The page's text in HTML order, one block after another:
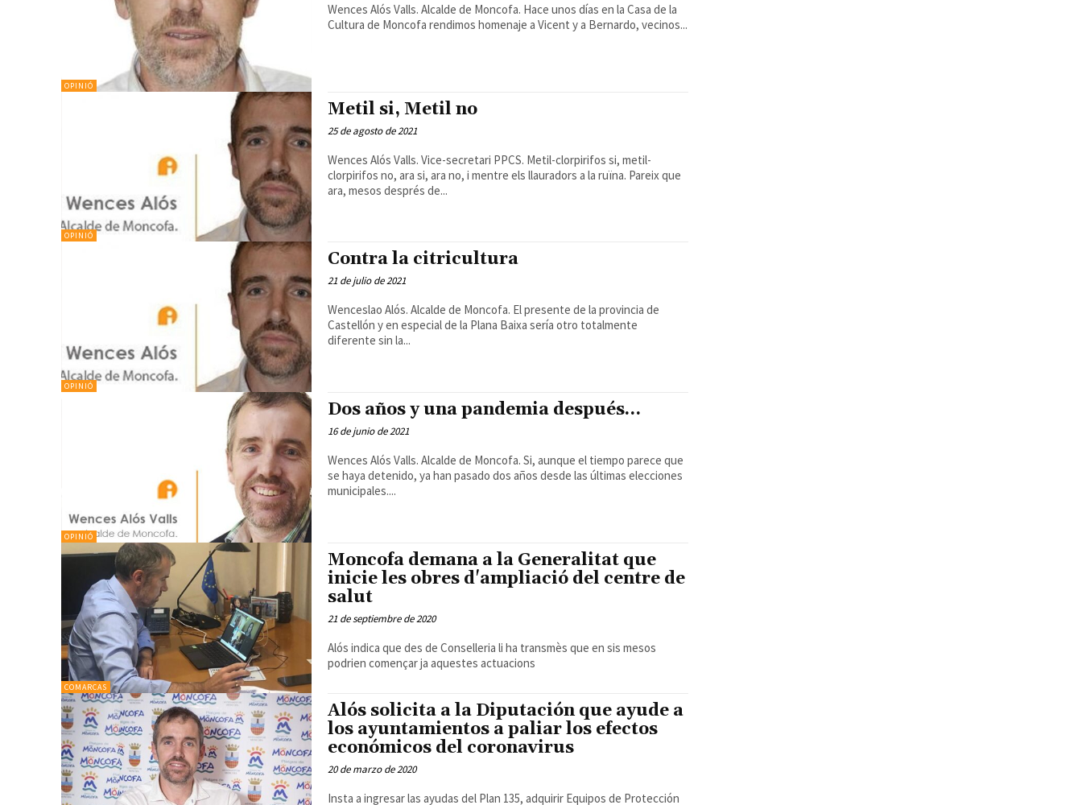
OPINIÓ
Wences Alós Valls. Alcalde de Moncofa. Hace unos días en la Casa de la
Cultura de Moncofa rendimos homenaje a Vicent y a Bernardo, vecinos...
OPINIÓ
Metil si, Metil no
25 de agosto de 2021
Wences Alós Valls. Vice-secretari PPCS. Metil-clorpirifos si, metil-
clorpirifos no, ara si, ara no, i mentre els llauradors a la ruïna. Pareix que
ara, mesos després de...
OPINIÓ
Contra la citricultura
21 de julio de 2021
Wenceslao Alós. Alcalde de Moncofa. El presente de la provincia de
Castellón y en especial de la Plana Baixa sería otro totalmente
diferente sin la...
OPINIÓ
Dos años y una pandemia después…
16 de junio de 2021
Wences Alós Valls. Alcalde de Moncofa. Si, aunque el tiempo parece que
se haya detenido, ya han pasado dos años desde las últimas elecciones
municipales....
COMARCAS
Moncofa demana a la Generalitat que
inicie les obres d'ampliació del centre de
salut
21 de septiembre de 2020
Alós indica que des de Conselleria li ha transmès que en sis mesos
podrien començar ja aquestes actuacions
Alós solicita a la Diputación que ayude a
los ayuntamientos a paliar los efectos
económicos del coronavirus
20 de marzo de 2020
Insta a ingresar las ayudas del Plan 135, adquirir Equipos de Protección